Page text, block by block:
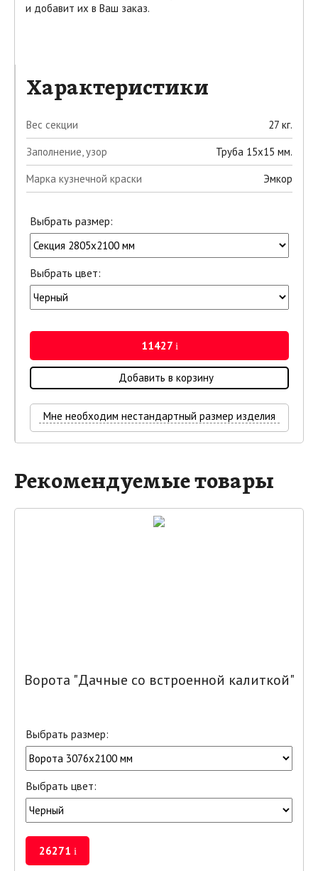
и добавит их в Ваш заказ.
Характеристики
Вес секции
27 кг.
Заполнение, узор
Труба 15х15 мм.
Марка кузнечной краски
Эмкор
Выбрать размер:
Выбрать цвет:
11427 i
Добавить в корзину
Мне необходим нестандартный размер изделия
Рекомендуемые товары
Ворота "Дачные со встроенной калиткой"
Выбрать размер:
Выбрать цвет:
26271 i